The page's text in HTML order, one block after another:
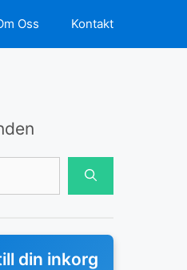
Oss Kontakt
din inkorg